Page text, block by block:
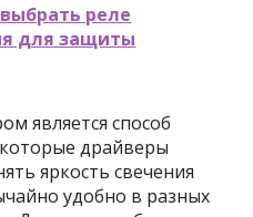
реле
для защиты
является способ
драйверы
яркость свечения
удобно в разных